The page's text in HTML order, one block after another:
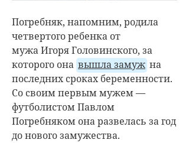
Погребняк, напомним, родила
четвертого ребенка от
мужаИгоря Головинского, за
которого она вышла замуж на
последних сроках беременности.
Со своим первым мужем —
футболистом Павлом
Погребняком она развелась за год
до нового замужества.